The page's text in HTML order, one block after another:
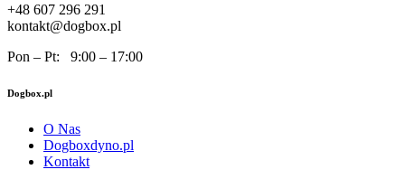
+48 607 296 291
kontakt@dogbox.pl
Pon – Pt: 9:00 – 17:00
Dogbox.pl
O Nas
Dogboxdyno.pl
Kontakt